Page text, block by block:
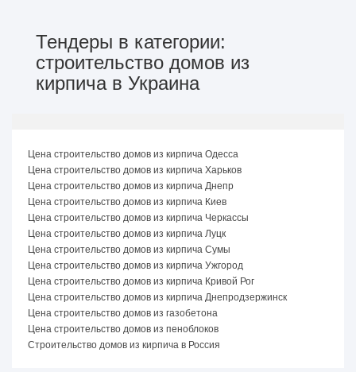
Тендеры в категории:
строительство домов из
кирпича в Украина
Цена строительство домов из кирпича Одесса
Цена строительство домов из кирпича Харьков
Цена строительство домов из кирпича Днепр
Цена строительство домов из кирпича Киев
Цена строительство домов из кирпича Черкассы
Цена строительство домов из кирпича Луцк
Цена строительство домов из кирпича Сумы
Цена строительство домов из кирпича Ужгород
Цена строительство домов из кирпича Кривой Рог
Цена строительство домов из кирпича Днепродзержинск
Цена строительство домов из газобетона
Цена строительство домов из пеноблоков
Строительство домов из кирпича в Россия